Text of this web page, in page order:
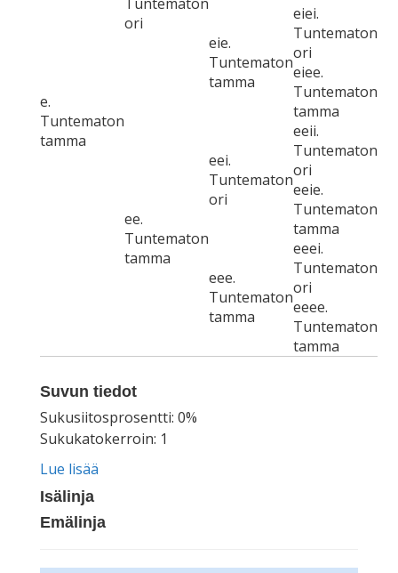
e.
Tuntematon
tamma
ori
eie.
Tuntematon
tamma
eiei.
Tuntematon
ori
eiee.
Tuntematon
tamma
ee.
Tuntematon
tamma
eei.
Tuntematon
ori
eeii.
Tuntematon
ori
eeie.
Tuntematon
tamma
eee.
Tuntematon
tamma
eeei.
Tuntematon
ori
eeee.
Tuntematon
tamma
Suvun tiedot
Sukusiitosprosentti: 0%
Sukukatokerroin: 1
Lue lisää
Isälinja
Emälinja